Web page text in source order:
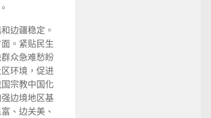
边疆稳定。
。紧贴民生
众急难愁盼
环境，促进
宗教中国化
边境地区基
、边关美、